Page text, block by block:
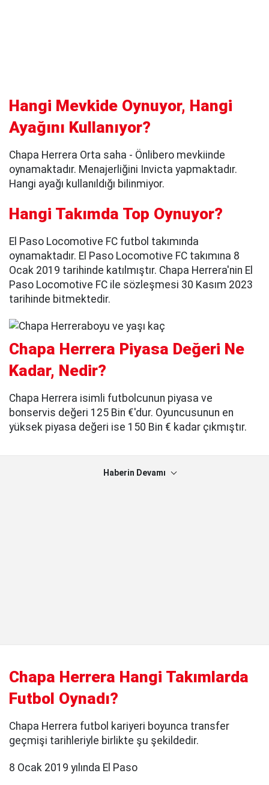
Hangi Mevkide Oynuyor, Hangi
Ayağını Kullanıyor?
Chapa Herrera Orta saha - Önlibero mevkiinde
oynamaktadır. Menajerliğini Invicta yapmaktadır.
Hangi ayağı kullanıldığı bilinmiyor.
Hangi Takımda Top Oynuyor?
El Paso Locomotive FC futbol takımında
oynamaktadır. El Paso Locomotive FC takımına 8
Ocak 2019 tarihinde katılmıştır. Chapa Herrera'nin El
Paso Locomotive FC ile sözleşmesi 30 Kasım 2023
tarihinde bitmektedir.
Chapa Herrera Piyasa Değeri Ne
Kadar, Nedir?
Chapa Herrera isimli futbolcunun piyasa ve
bonservis değeri 125 Bin €'dur. Oyuncusunun en
yüksek piyasa değeri ise 150 Bin € kadar çıkmıştır.
Haberin Devamı
Chapa Herrera Hangi Takımlarda
Futbol Oynadı?
Chapa Herrera futbol kariyeri boyunca transfer
geçmişi tarihleriyle birlikte şu şekildedir.
8 Ocak 2019 yılında El Paso